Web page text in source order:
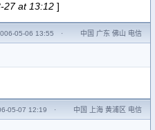
27 at 13:12 ]
05-06 13:55 · 中国 广东 佛山 电信
05-07 12:19 · 中国 上海 黄浦区 电信